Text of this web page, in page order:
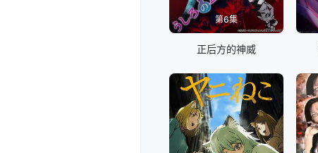
第6集
正后方的神威